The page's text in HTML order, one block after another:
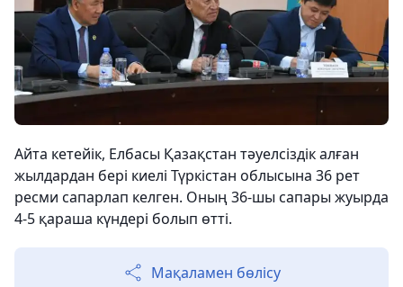
Айта кетейік, Елбасы Қазақстан тәуелсіздік алған
жылдардан бері киелі Түркістан облысына 36 рет
ресми сапарлап келген. Оның 36-шы сапары жуырда
4-5 қараша күндері болып өтті.
Мақаламен бөлісу